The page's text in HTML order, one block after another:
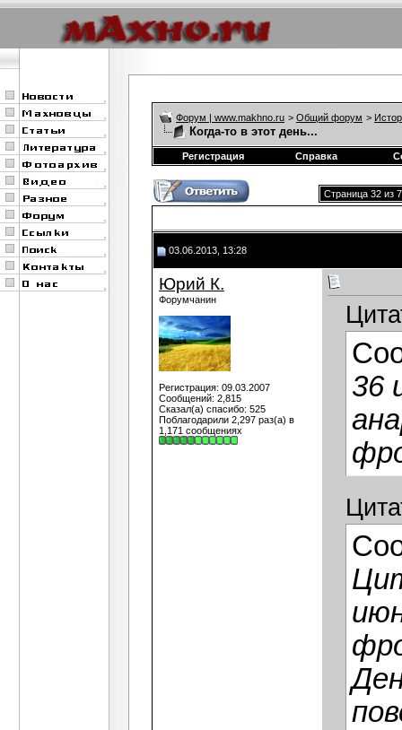
Форум | www.makhno.ru > Общий форум >
Когда-то в этот день...
Регистрация Справка
Страница 32 из
03.06.2013, 13:28
Юрий К.
Форумчанин
Регистрация: 09.03.2007
Сообщений: 2,815
Сказал(а) спасибо: 525
Поблагодарили 2,297 раз(а) в
1,171 сообщениях
36